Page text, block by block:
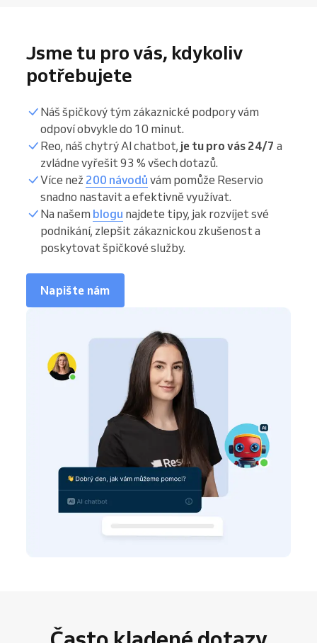
Jsme tu pro vás, kdykoliv
potřebujete
Náš špičkový tým zákaznické podpory vám
odpoví obvykle do 10 minut.
Reo, náš chytrý AI chatbot, je tu pro vás 24/7 a
zvládne vyřešit 93 % všech dotazů.
Více než 200 návodů vám pomůže Reservio
snadno nastavit a efektivně využívat.
Na našem blogu najdete tipy, jak rozvíjet své
podnikání, zlepšit zákaznickou zkušenost a
poskytovat špičkové služby.
Napište nám